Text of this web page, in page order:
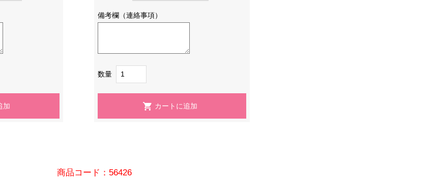
備考欄（連絡事項）
数量
商品コード：56426